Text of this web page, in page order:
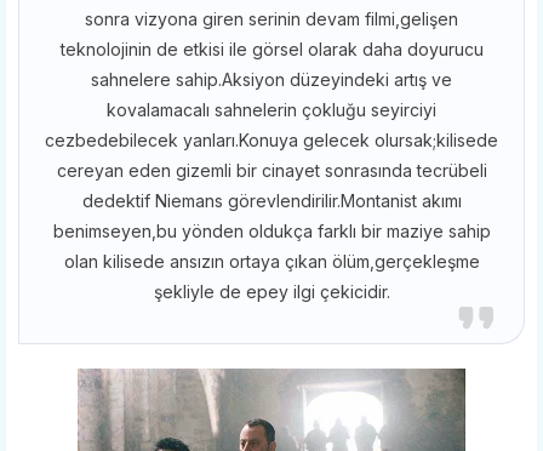
sonra vizyona giren serinin devam filmi,gelişen
teknolojinin de etkisi ile görsel olarak daha doyurucu
sahnelere sahip.Aksiyon düzeyindeki artış ve
kovalamacalı sahnelerin çokluğu seyirciyi
cezbedebilecek yanları.Konuya gelecek olursak;kilisede
cereyan eden gizemli bir cinayet sonrasında tecrübeli
dedektif Niemans görevlendirilir.Montanist akımı
benimseyen,bu yönden oldukça farklı bir maziye sahip
olan kilisede ansızın ortaya çıkan ölüm,gerçekleşme
şekliyle de epey ilgi çekicidir.